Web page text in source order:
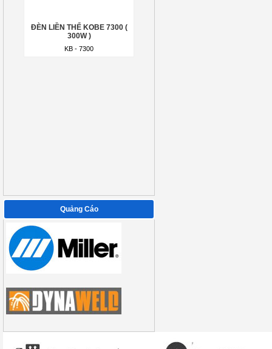
ĐÈN LIỀN THỂ KOBE 7300 (
300W )
KB - 7300
Quảng Cáo